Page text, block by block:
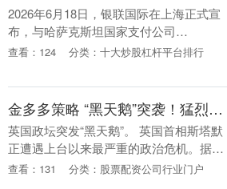
2026年6月18日，银联国际在上海正式宣
布，与哈萨克斯坦国家支付公司
（NPCK）达成跨境二维码互联互通合
斯坦国家统一二维码....
查看：124 分类：十大炒股杠杆平台排行
金多多策略 “黑天鹅”突袭！猛烈抛售 英国突传大消息
英国政坛突发“黑天鹅”。 英国首相斯塔默
正遭遇上台以来最严重的政治危机。据英
媒报道，英国内阁多名大臣计划于当地时
查看：131 分类：股票配资公司行业门户